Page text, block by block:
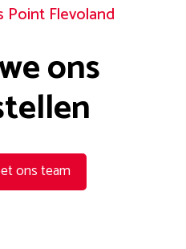
Point Flevoland
ons
ons team